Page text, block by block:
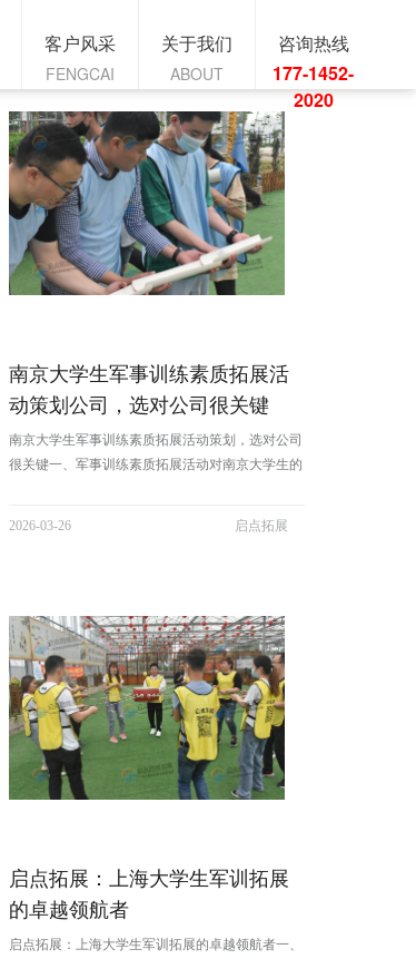
客户风采
FENGCAI
关于我们
ABOUT
咨询热线
177-1452-
2020
南京大学生军事训练素质拓展活
动策划公司，选对公司很关键
南京大学生军事训练素质拓展活动策划，选对公司
很关键一、军事训练素质拓展活动对南京大学生的
展活动能有效提升他们的体能。军事训练中的跑
2026-03-26 启点拓展
启点拓展：上海大学生军训拓展
的卓越领航者
启点拓展：上海大学生军训拓展的卓越领航者一、